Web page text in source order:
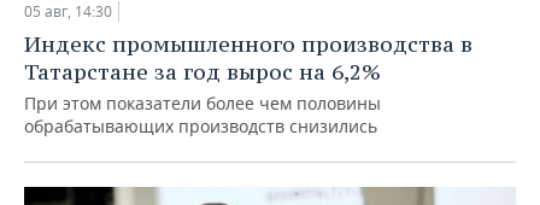
05 авг, 14:30
Индекс промышленного производства в
Татарстане за год вырос на 6,2%
При этом показатели более чем половины
обрабатывающих производств снизились